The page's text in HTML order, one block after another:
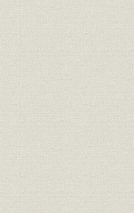
商品
経営
役員
従業員;人事